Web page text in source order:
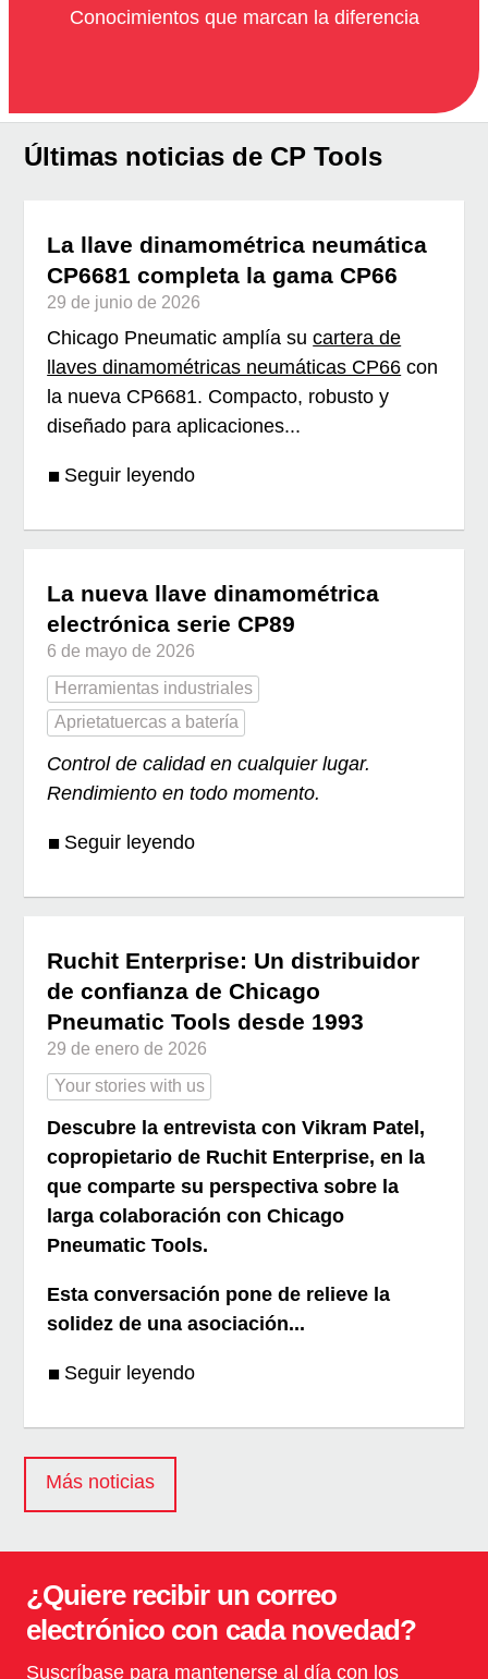
Conocimientos que marcan la diferencia
Últimas noticias de CP Tools
La llave dinamométrica neumática
CP6681 completa la gama CP66
29 de junio de 2026
Chicago Pneumatic amplía sucartera de
llaves dinamométricas neumáticas CP66 con
la nueva CP6681. Compacto, robusto y
diseñado para aplicaciones...
Seguir leyendo
La nueva llave dinamométrica
electrónica serie CP89
6 de mayo de 2026
Herramientas industriales
Aprietatuercas a batería
Control de calidad en cualquier lugar.
Rendimiento en todo momento.
Seguir leyendo
Ruchit Enterprise: Un distribuidor
de confianza de Chicago
Pneumatic Tools desde 1993
29 de enero de 2026
Your stories with us
Descubre la entrevista con Vikram Patel,
copropietario de Ruchit Enterprise, en la
que comparte su perspectiva sobre la
larga colaboración con Chicago
Pneumatic Tools.
Esta conversación pone de relieve la
solidez de una asociación...
Seguir leyendo
Más noticias
¿Quiere recibir un correo
electrónico con cada novedad?
Suscríbase para mantenerse al día con los